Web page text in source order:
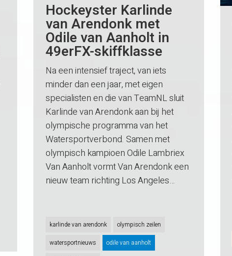
Hockeyster Karlinde
van Arendonk met
Odile van Aanholt in
49erFX-skiffklasse
Na een intensief traject, van iets
minder dan een jaar, met eigen
specialisten en die van TeamNL sluit
Karlinde van Arendonk aan bij het
olympische programma van het
Watersportverbond. Samen met
olympisch kampioen Odile Lambriex
Van Aanholt vormt Van Arendonk een
nieuw team richting Los Angeles…
karlinde van arendonk olympisch zeilen
watersportnieuws odile van aanholt